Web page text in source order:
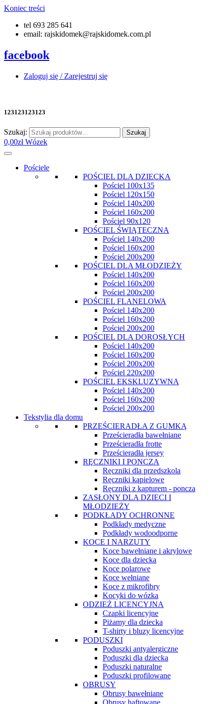
Koniec treści
tel 693 285 641
email: rajskidomek@rajskidomek.com.pl
facebook
Zaloguj się / Zarejestruj się
123123123123
Szukaj: Szukaj
0,00zł Wózek
Pościele
POŚCIEL DLA DZIECKA
Pościel 100x135
Pościel 120x150
Pościel 140x200
Pościel 160x200
Pościel 90x120
POŚCIEL ŚWIĄTECZNA
Pościel 140x200
Pościel 160x200
Pościel 200x200
POŚCIEL DLA MŁODZIEŻY
Pościel 140x200
Pościel 160x200
Pościel 200x200
POŚCIEL FLANELOWA
Pościel 140x200
Pościel 160x200
Pościel 200x200
POŚCIEL DLA DOROSŁYCH
Pościel 140x200
Pościel 160x200
Pościel 200x200
Pościel 220x200
POŚCIEL EKSKLUZYWNA
Pościel 140x200
Pościel 160x200
Pościel 200x200
Tekstylia dla domu
PRZEŚCIERADŁA Z GUMKĄ
Prześcieradła bawełniane
Prześcieradła frotte
Prześcieradła jersey
RĘCZNIKI I PONCZA
Ręczniki dla przedszkola
Ręczniki kąpielowe
Ręczniki z kapturem - poncza
ZASŁONY DLA DZIECI I
MŁODZIEŻY
PODKŁADY OCHRONNE
Podkłady medyczne
Podkłady wodoodporne
KOCE I NARZUTY
Koce bawełniane i akrylowe
Koce dla dziecka
Koce polarowe
Koce wełniane
Koce z mikrofibry
Kocyki do wózka
ODZIEŻ LICENCYJNA
Czapki licencyjne
Piżamy dla dziecka
T-shirty i bluzy licencyjne
PODUSZKI
Poduszki antyalergiczne
Poduszki dla dziecka
Poduszki naturalne
Poduszki profilowane
OBRUSY
Obrusy bawełniane